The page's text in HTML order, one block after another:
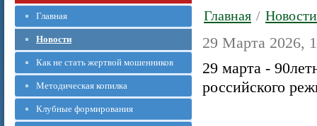
Главная
Новости
Как не стать жертвой мошенников
Методическая копилка
Клубные формирования
Главная / Новости
29 Марта 2026,
29 марта -
российского